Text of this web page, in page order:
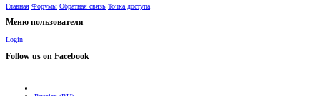
Главная Форумы Обратная связь Точка доступа
Меню пользователя
Login
Follow us on Facebook